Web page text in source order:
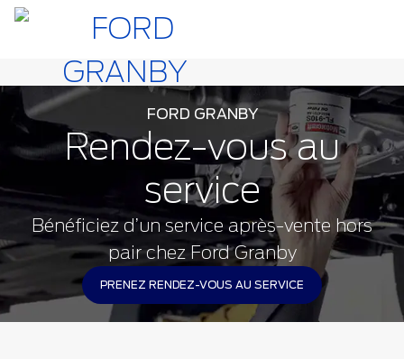
FORD GRANBY
Rendez-vous au
service
Bénéficiez d’un service après-vente hors
pair chez Ford Granby
PRENEZ RENDEZ-VOUS AU SERVICE